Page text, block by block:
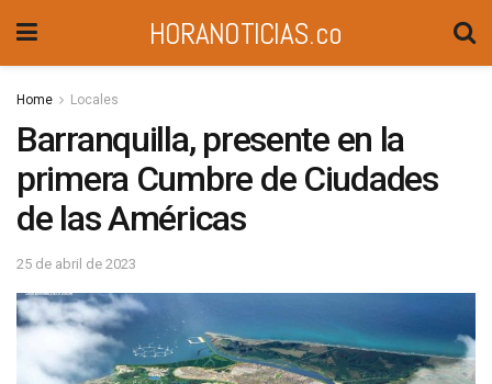
HORANOTICIAS.co
Home Locales
Barranquilla, presente en la
primera Cumbre de Ciudades
de las Américas
25 de abril de 2023